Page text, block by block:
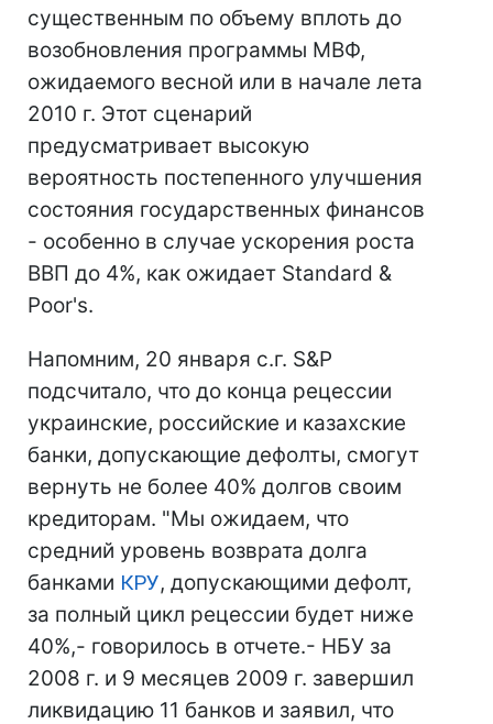
существенным по объему вплоть до
возобновления программы МВФ,
ожидаемого весной или в начале лета
2010 г. Этот сценарий
предусматривает высокую
вероятность постепенного улучшения
состояния государственных финансов
- особенно в случае ускорения роста
ВВП до 4%, как ожидает Standard &
Poor's.
Напомним, 20 января с.г. S&P
подсчитало, что до конца рецессии
украинские, российские и казахские
банки, допускающие дефолты, смогут
вернуть не более 40% долгов своим
кредиторам. "Мы ожидаем, что
средний уровень возврата долга
банками КРУ, допускающими дефолт,
за полный цикл рецессии будет ниже
40%,- говорилось в отчете.- НБУ за
2008 г. и 9 месяцев 2009 г. завершил
ликвидацию 11 банков и заявил, что